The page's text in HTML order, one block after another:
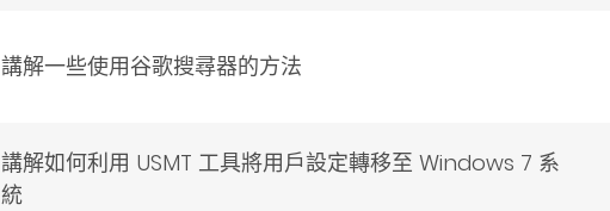
講解一些使用谷歌搜尋器的方法
講解如何利用 USMT 工具將用戶設定轉移至 Windows 7 系
統